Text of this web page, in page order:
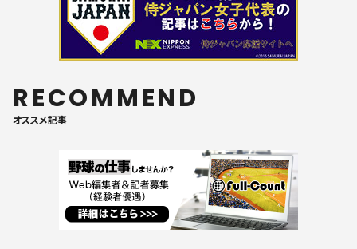
RECOMMEND
オススメ記事